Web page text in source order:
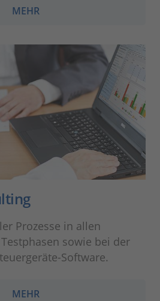
MEHR
Prozesse in allen
sowie bei der
Software.
MEHR